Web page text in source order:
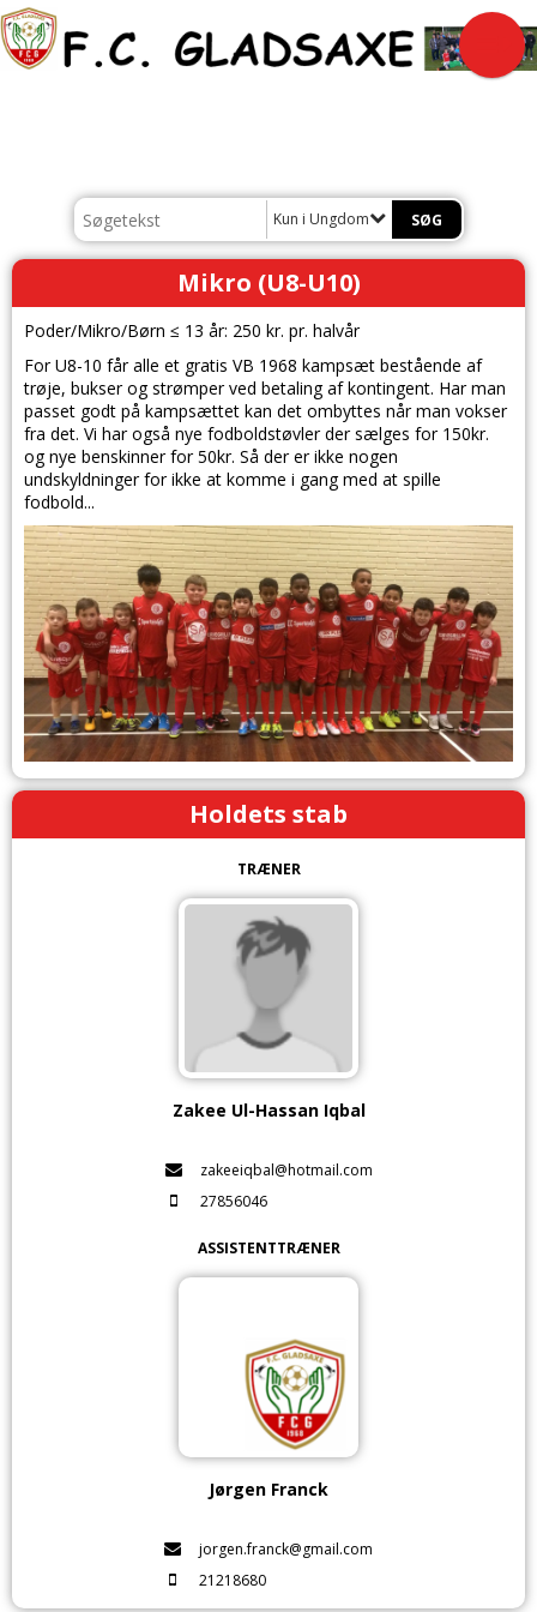
Kun i Ungdom
Mikro (U8-U10)
Poder/Mikro/Børn ≤ 13 år: 250 kr. pr. halvår
For U8-10 får alle et gratis VB 1968 kampsæt bestående af
trøje, bukser og strømper ved betaling af kontingent. Har man
passet godt på kampsættet kan det ombyttes når man vokser
fra det. Vi har også nye fodboldstøvler der sælges for 150kr.
og nye benskinner for 50kr. Så der er ikke nogen
undskyldninger for ikke at komme i gang med at spille
fodbold...
Holdets stab
TRÆNER
Zakee Ul-Hassan Iqbal
zakeeiqbal@hotmail.com
27856046
ASSISTENTTRÆNER
Jørgen Franck
jorgen.franck@gmail.com
21218680